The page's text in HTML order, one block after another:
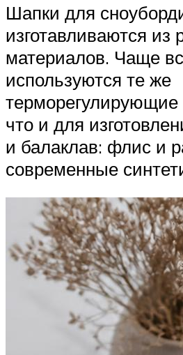
Шапки для
изготавливаются из
материалов. Чаще
используются те же
что и для
и балаклав: флис и
современные